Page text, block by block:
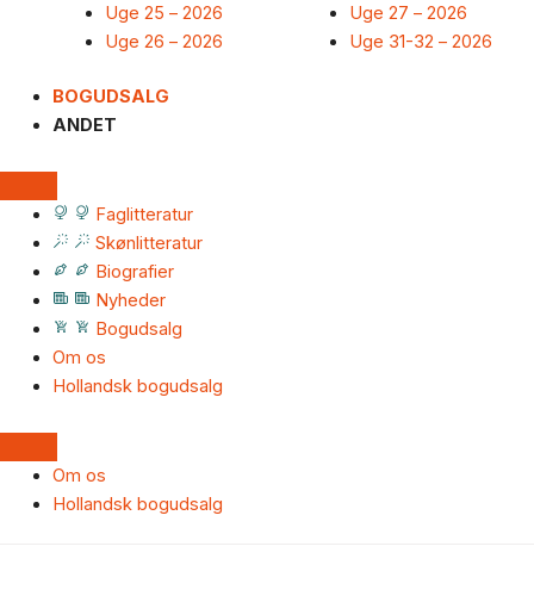
Uge 25 – 2026
Uge 26 – 2026
Uge 27 – 2026
Uge 31-32 – 2026
BOGUDSALG
ANDET
Faglitteratur
Skønlitteratur
Biografier
Nyheder
Bogudsalg
Om os
Hollandsk bogudsalg
Om os
Hollandsk bogudsalg